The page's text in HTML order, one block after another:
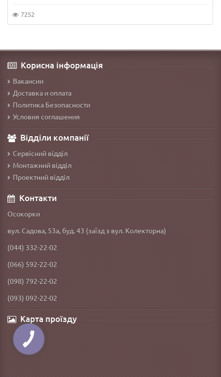
7252
Корисна інформація
Вакансии
Доставка и оплата
Политика Безопасности
Условия соглашения
Відділи компанії
Сервісний відділ
Монтажний відділ
Проектний відділ
Контакти
Осокорки
вул. Садова, 53а, буд. 43 (заїзд з вул. Колекторна)
(044) 332-22-02
(066) 592-22-02
(098) 792-22-02
(093) 092-22-02
Карта проїзду